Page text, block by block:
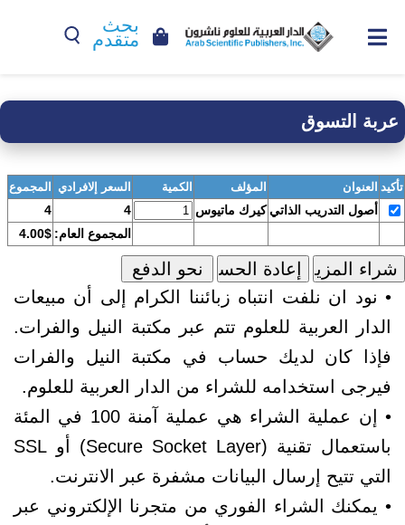
بحث
متقدم
عربة التسوق
تأكيد العنوان المؤلف الكمية السعر إلافرادي المجموع
أصول التدريب الذاتي كيرك ماتيوس 4
4
المجموع العام: 4.00$
• نود ان نلفت انتباه زبائننا الكرام إلى أن مبيعات
الدار العربية للعلوم تتم عبر مكتبة النيل والفرات.
فإذا كان لديك حساب في مكتبة النيل والفرات
فيرجى استخدامه للشراء من الدار العربية للعلوم.
• إن عملية الشراء هي عملية آمنة 100 في المئة
باستعمال تقنية (Secure Socket Layer) أو SSL
التي تتيح إرسال البيانات مشفرة عبر الانترنت.
• يمكنك الشراء الفوري من متجرنا الإلكتروني عبر